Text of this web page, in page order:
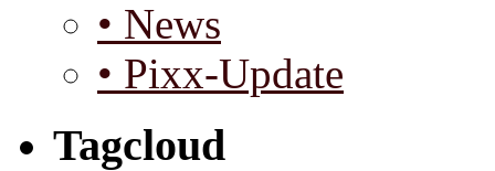
• News
• Pixx-Update
Tagcloud